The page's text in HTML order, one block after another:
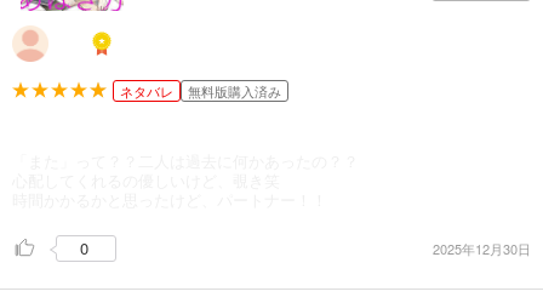
ネタバレ 無料版購入済み
0 2025年12月30日